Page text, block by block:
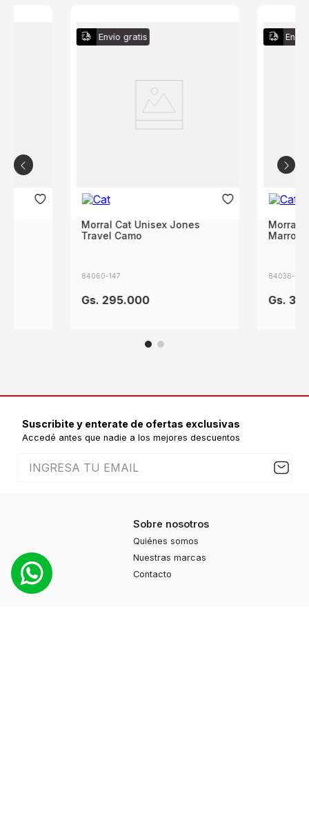
Envío gratis
Morral Cat Unisex Jones
Travel Camo
84060-147
Gs. 295.000
Morral
Marron
84036-558
Gs.
Suscribite y enterate de ofertas exclusivas
Accedé antes que nadie a los mejores descuentos
Sobre nosotros
Quiénes somos
Nuestras marcas
Contacto